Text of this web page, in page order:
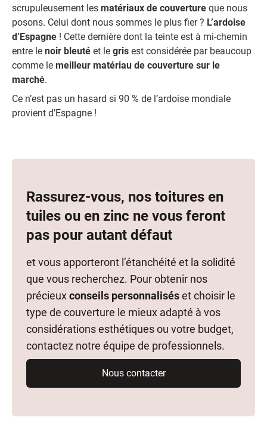
scrupuleusement les matériaux de couverture que nous
posons. Celui dont nous sommes le plus fier ? L’ardoise
d’Espagne ! Cette dernière dont la teinte est à mi-chemin
entre le noir bleuté et le gris est considérée par beaucoup
comme le meilleur matériau de couverture sur le
marché.
Ce n’est pas un hasard si 90 % de l’ardoise mondiale
provient d’Espagne !
Rassurez-vous, nos toitures en
tuiles ou en zinc ne vous feront
pas pour autant défaut
et vous apporteront l’étanchéité et la solidité
que vous recherchez. Pour obtenir nos
précieuxconseils personnaliséset choisir le
type de couverture le mieux adapté à vos
considérations esthétiques ou votre budget,
contactez notre équipe de professionnels.
Nous contacter